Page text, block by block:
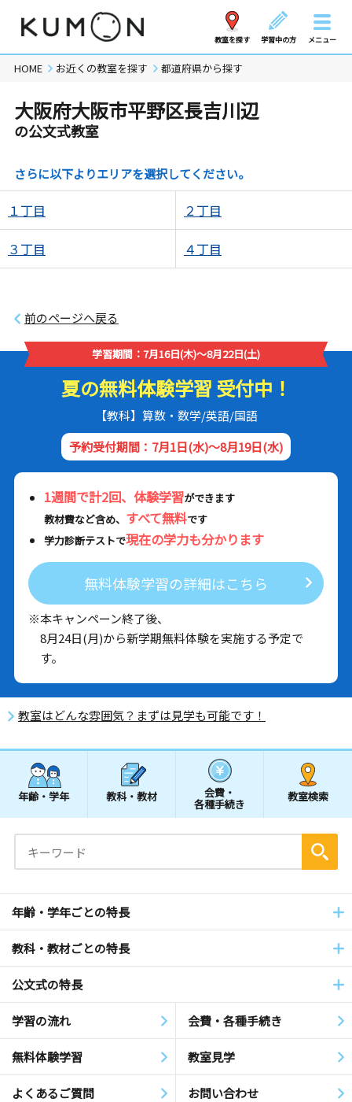
教室を探す 学習中の方 メニュー
HOME お近くの教室を探す 都道府県から探す
大阪府大阪市平野区長吉川辺
の公文式教室
さらに以下よりエリアを選択してください。
１丁目 ２丁目
３丁目 ４丁目
前のページへ戻る
学習期間：7月16日(木)～8月22日(土)
夏の無料体験学習 受付中！
【教科】算数・数学/英語/国語
予約受付期間：7月1日(水)～8月19日(水)
1週間で計2回、体験学習ができます
教材費など含め、 すべて無料です
学力診断テストで現在の学力も分かります
無料体験学習の詳細はこちら
※本キャンペーン終了後、
8月24日(月)から新学期無料体験を実施する予定で
す。
教室はどんな雰囲気？まずは見学も可能です！
年齢・学年 教科・教材 会費・
各種手続き
教室検索
年齢・学年ごとの特長
教科・教材ごとの特長
公文式の特長
学習の流れ 会費・各種手続き
無料体験学習 教室見学
よくあるご質問 お問い合わせ